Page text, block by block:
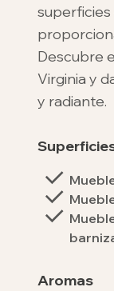
superficies
Descubre
Virginia y
y radiante.
Aromas